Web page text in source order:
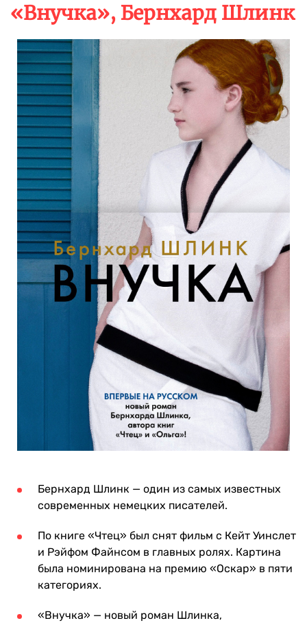
«Внучка», Бернхард Шлинк
Бернхард Шлинк — один из самых известных
современных немецких писателей.
По книге «Чтец» был снят фильм с Кейт Уинслет
и Рэйфом Файнсом в главных ролях. Картина
была номинирована на премию «Оскар» в пяти
категориях.
«Внучка» — новый роман Шлинка,